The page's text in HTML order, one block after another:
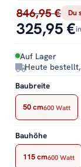
846,95 € Du
325,95 €
Auf Lager
Heute
Baubreite
50 cm600 Watt
Bauhöhe
115 cm600 Watt